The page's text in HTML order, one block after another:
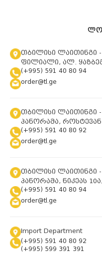
თბილისი ლაითინგი
ფილიალი, ალ.
(+995) 591 40 80 94
order@tl.ge
თბილისი ლაითინგი -
პანორამა, როსტევან
(+995) 591 40 80 92
order@tl.ge
თბილისი ლაითინგი -
პანორამა, ნიკეას
(+995) 591 40 80 94
order@tl.ge
Import Department
(+995) 591 40 80 92
(+995) 599 391 391